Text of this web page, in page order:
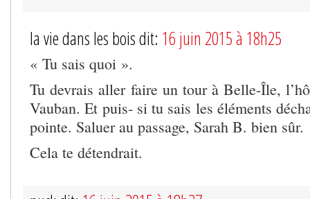
la vie dans les bois dit: 16 juin 2015 à 18h25
« Tu sais quoi ».
Tu devrais aller faire un tour à Belle-Île,
Vauban. Et puis- si tu sais les éléments
pointe. Saluer au passage, Sarah B. bien sûr.
Cela te détendrait.